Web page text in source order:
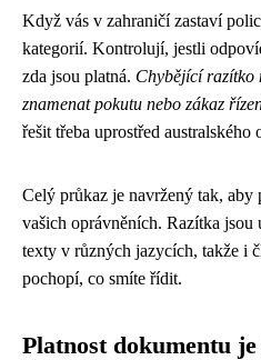
Když vás v zahraničí zastaví
kategorií. Kontrolují, jestli
zda jsou platná. Chybějící razítko
znamenat pokutu nebo zákaz
řešit třeba uprostřed australského
Celý průkaz je navržený tak,
vašich oprávněních. Razítka jsou
texty v různých jazycích, takže i
pochopí, co smíte řídit.
Platnost dokumentu